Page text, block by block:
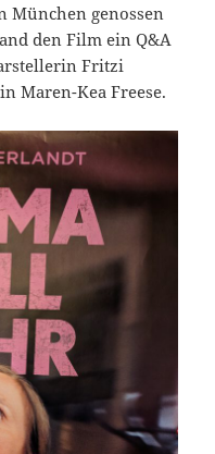
München genossen
den Film ein Q&A
Fritzi
Maren-Kea Freese.